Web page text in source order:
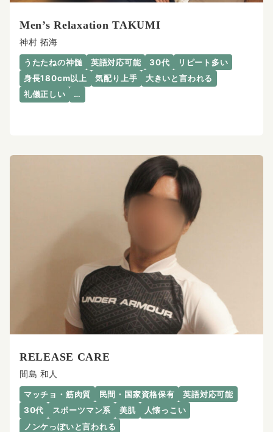
Men’s Relaxation TAKUMI
神村 拓海
うたたねの神髄 英語対応可能 30代
リピート多い
身長180cm以上
気配り上手
大きいと言われる
礼儀正しい
…
RELEASE CARE
間島 和人
マッチョ・筋肉質 民間・国家資格保有
英語対応可能
30代
スポーツマン系 美肌
人懐っこい
ノンケっぽいと言われる